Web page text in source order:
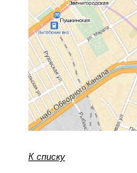
К списку